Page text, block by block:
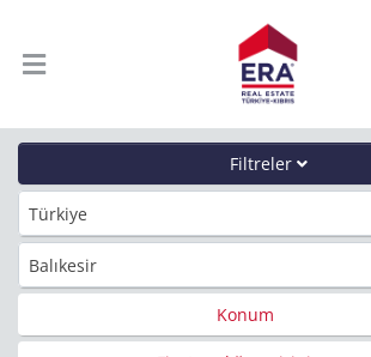
Filtreler
Türkiye
Balıkesir
Konum